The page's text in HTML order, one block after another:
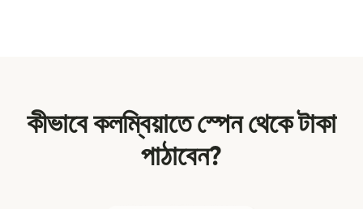
কীভাবে কলম্বিয়াতে স্পেন থেকে টাকা
পাঠাবেন?